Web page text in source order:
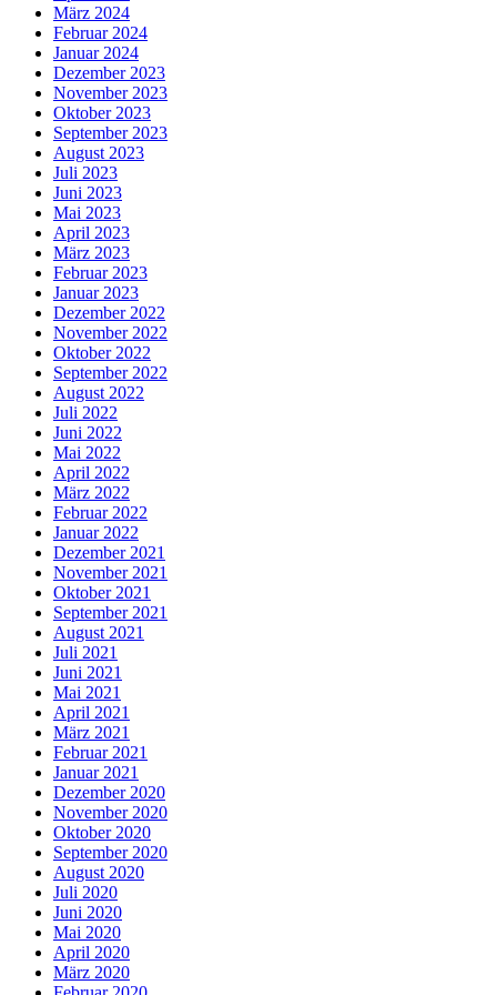
März 2024
Februar 2024
Januar 2024
Dezember 2023
November 2023
Oktober 2023
September 2023
August 2023
Juli 2023
Juni 2023
Mai 2023
April 2023
März 2023
Februar 2023
Januar 2023
Dezember 2022
November 2022
Oktober 2022
September 2022
August 2022
Juli 2022
Juni 2022
Mai 2022
April 2022
März 2022
Februar 2022
Januar 2022
Dezember 2021
November 2021
Oktober 2021
September 2021
August 2021
Juli 2021
Juni 2021
Mai 2021
April 2021
März 2021
Februar 2021
Januar 2021
Dezember 2020
November 2020
Oktober 2020
September 2020
August 2020
Juli 2020
Juni 2020
Mai 2020
April 2020
März 2020